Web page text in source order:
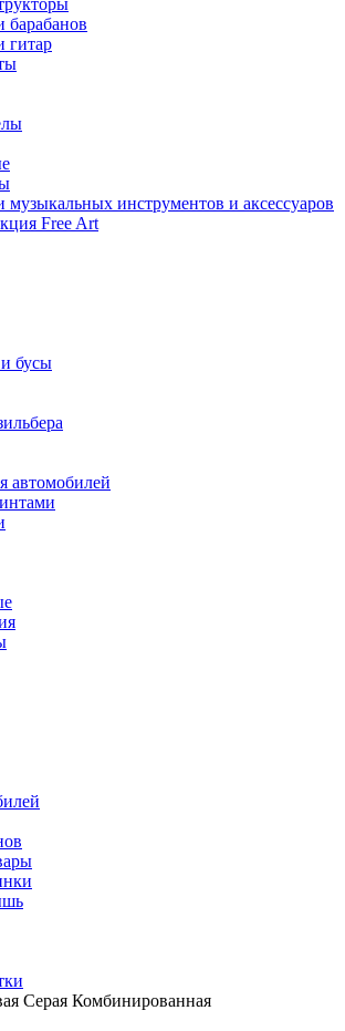
гитар
инструментов и аксессуаров
Free Art
бусы
автомобилей
Серая Комбинированная